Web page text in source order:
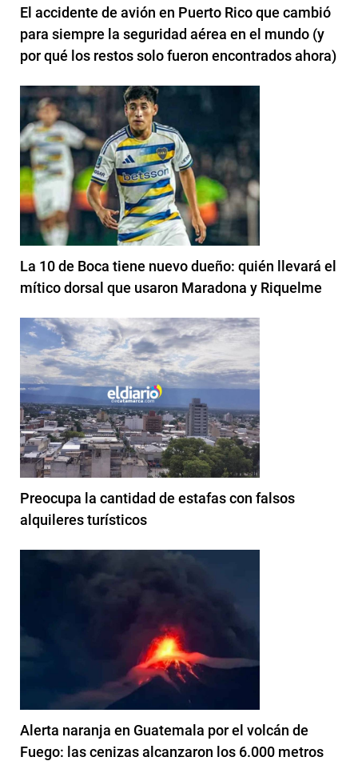
El accidente de avión en Puerto Rico que cambió
para siempre la seguridad aérea en el mundo (y
por qué los restos solo fueron encontrados ahora)
La 10 de Boca tiene nuevo dueño: quién llevará el
mítico dorsal que usaron Maradona y Riquelme
Preocupa la cantidad de estafas con falsos
alquileres turísticos
Alerta naranja en Guatemala por el volcán de
Fuego: las cenizas alcanzaron los 6.000 metros